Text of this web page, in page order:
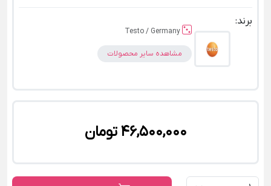
برند:
Testo / Germany
مشاهده سایر محصولات
46,500,000 تومان